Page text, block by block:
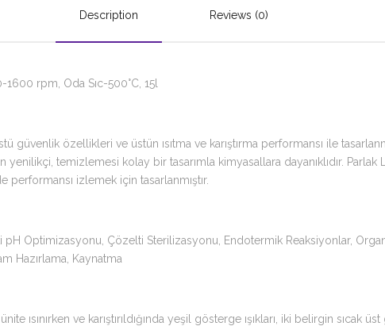
Description Reviews (0)
1600 rpm, Oda Sıc-500°C, 15l
güvenlik özellikleri ve üstün ısıtma ve karıştırma performansı ile
temizlemesi kolay bir tasarımla kimyasallara dayanıklıdır. Parlak
performansı izlemek için tasarlanmıştır.
pH Optimizasyonu, Çözelti Sterilizasyonu, Endotermik Reaksiyonlar,
Hazırlama, Kaynatma
ısınırken ve karıştırıldığında yeşil gösterge ışıkları, iki belirgin sıcak